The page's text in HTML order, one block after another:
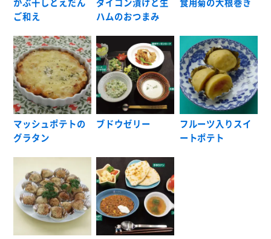
かぶ干しとえだん
ご和え
ダイコン漬けと生
ハムのおつまみ
食用菊の大根巻き
マッシュポテトの
グラタン
ブドウゼリー
フルーツ入りスイ
ートポテト